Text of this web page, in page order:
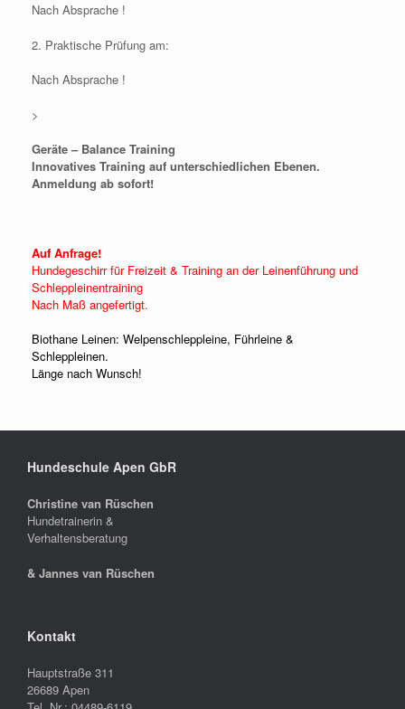
Nach Absprache !
2. Praktische Prüfung am:
Nach Absprache !
>
Geräte – Balance Training
Innovatives Training auf unterschiedlichen Ebenen.
Anmeldung ab sofort!
Auf Anfrage!
Hundegeschirr für Freizeit & Training an der Leinenführung und
Schleppleinentraining
Nach Maß angefertigt.
Biothane Leinen: Welpenschleppleine, Führleine &
Schleppleinen.
Länge nach Wunsch!
Hundeschule Apen GbR
Christine van Rüschen
Hundetrainerin &
Verhaltensberatung
& Jannes van Rüschen
Kontakt
Hauptstraße 311
26689 Apen